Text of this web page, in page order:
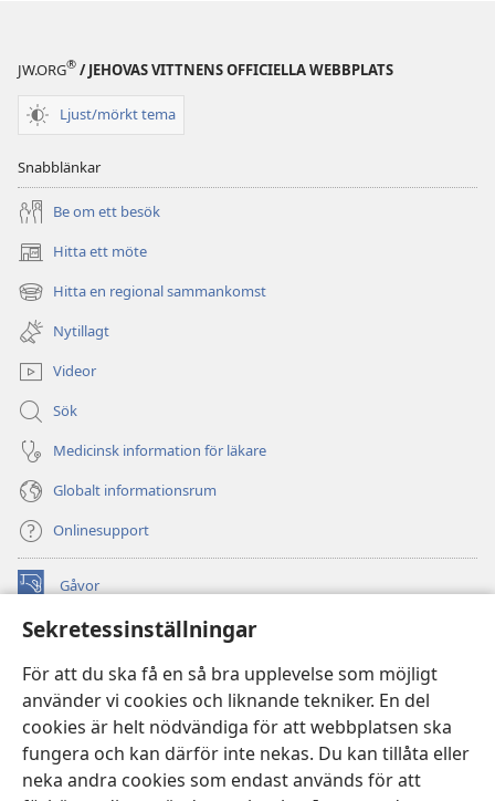
Sekretessinställningar
För att du ska få en så bra upplevelse som möjligt
använder vi cookies och liknande tekniker. En del
cookies är helt nödvändiga för att webbplatsen ska
fungera och kan därför inte nekas. Du kan tillåta eller
neka andra cookies som endast används för att
JW.ORG® / JEHOVAS VITTNENS OFFICIELLA WEBBPLATS
Ljust/mörkt tema
Snabblänkar
Be om ett besök
Hitta ett möte
(öppnar
nytt
fönster)
Hitta en regional sammankomst
(öppnar
nytt
fönster)
Nytillagt
Videor
Sök
Medicinsk information för läkare
Globalt informationsrum
Onlinesupport
Gåvor
(öppnar
fönster) Watchtower ONLINE LIBRARY™
nytt
fönster)JW Hub ®
(öppnar
nytt
fönster)JW Library
Watchtower Library